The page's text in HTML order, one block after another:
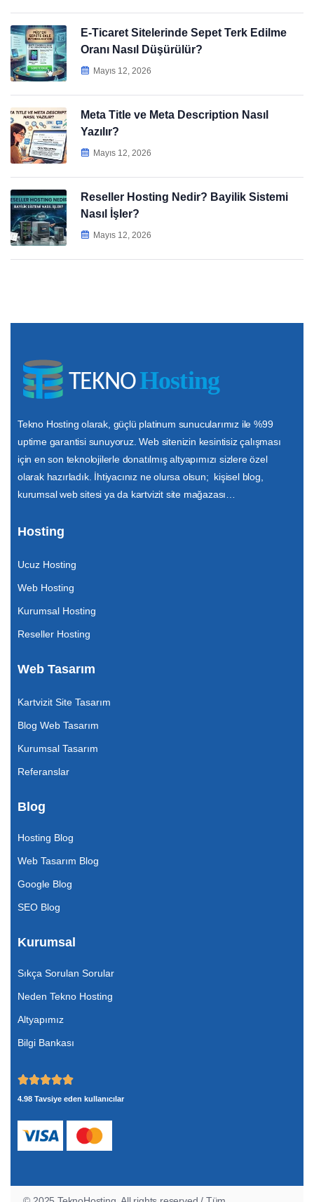
E-Ticaret Sitelerinde Sepet Terk Edilme
Oranı Nasıl Düşürülür?
Mayıs 12, 2026
Meta Title ve Meta Description Nasıl
Yazılır?
Mayıs 12, 2026
Reseller Hosting Nedir? Bayilik Sistemi
Nasıl İşler?
Mayıs 12, 2026
Tekno Hosting olarak, güçlü platinum sunucularımız ile %99
uptime garantisi sunuyoruz. Web sitenizin kesintisiz çalışması
için en son teknolojilerle donatılmış altyapımızı sizlere özel
olarak hazırladık. İhtiyacınız ne olursa olsun; kişisel blog,
kurumsal web sitesi ya da kartvizit site mağazası…
Hosting
Ucuz Hosting
Web Hosting
Kurumsal Hosting
Reseller Hosting
Web Tasarım
Kartvizit Site Tasarım
Blog Web Tasarım
Kurumsal Tasarım
Referanslar
Blog
Hosting Blog
Web Tasarım Blog
Google Blog
SEO Blog
Kurumsal
Sıkça Sorulan Sorular
Neden Tekno Hosting
Altyapımız
Bilgi Bankası
4.98 Tavsiye eden kullanıcılar